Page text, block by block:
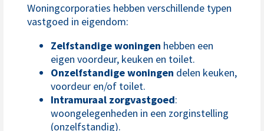
Woningcorporaties hebben verschillende typen
vastgoed in eigendom:
Zelfstandige woningen hebben een
eigen voordeur, keuken en toilet.
Onzelfstandige woningen delen keuken,
voordeur en/of toilet.
Intramuraal zorgvastgoed:
woongelegenheden in een zorginstelling
(onzelfstandig).